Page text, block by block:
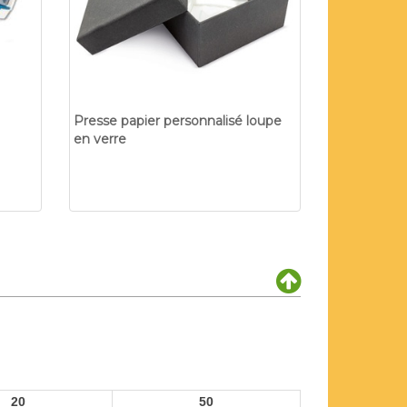
Presse papier personnalisé loupe
en verre
20 50